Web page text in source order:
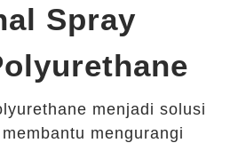
Spray
menjadi solusi
mengurangi